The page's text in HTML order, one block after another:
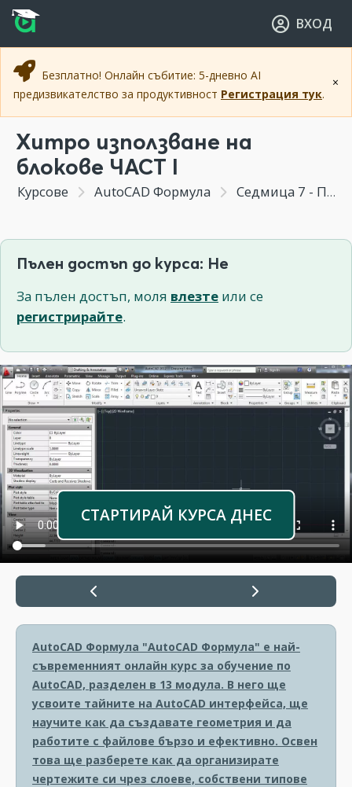
Прескочи към основното съдържание
Прескочи към навигацията
ВХОД
×
Безплатно! Онлайн събитие: 5-дневно AI
предизвикателство за продуктивност Регистрация тук.
Хитро използване на
блокове ЧАСТ I
Курсове AutoCAD Формула Седмица 7 - Повторно използване на елементи, блокове, шаблони и количествени сметки
Пълен достъп до курса: Не
За пълен достъп, моля влезте или се
регистрирайте.
СТАРТИРАЙ КУРСА ДНЕС
AutoCAD Формула "AutoCAD Формула" е най-
съвременният онлайн курс за обучение по
AutoCAD, разделен в 13 модула. В него ще
усвоите тайните на AutoCAD интерфейса, ще
научите как да създавате геометрия и да
работите с файлове бързо и ефективно. Освен
това ще разберете как да организирате
чертежите си чрез слоеве, собствени типове